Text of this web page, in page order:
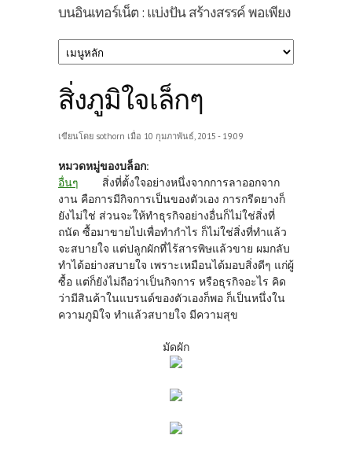
บนอินเทอร์เน็ต : แบ่งปัน สร้างสรรค์ พอเพียง
สิ่งภูมิใจเล็กๆ
เขียนโดย sothorn เมื่อ 10 กุมภาพันธ์, 2015 - 19:09
หมวดหมู่ของบล็อก:
อื่นๆ
สิ่งที่ตั้งใจอย่างหนึ่งจากการลาออกจาก
งาน คือการมีกิจการเป็นของตัวเอง การกรีดยางก็
ยังไม่ใช่ ส่วนจะให้ทำธุรกิจอย่างอื่นก็ไม่ใช่สิ่งที่
ถนัด ซื้อมาขายไปเพื่อทำกำไร ก็ไม่ใช่สิ่งที่ทำแล้ว
จะสบายใจ แต่ปลูกผักที่ไร้สารพิษแล้วขาย ผมกลับ
ทำได้อย่างสบายใจ เพราะเหมือนได้มอบสิ่งดีๆ แก่ผู้
ซื้อ แต่ก็ยังไม่ถือว่าเป็นกิจการ หรือธุรกิจอะไร คิด
ว่ามีสินค้าในแบรนด์ของตัวเองก็พอ ก็เป็นหนึ่งใน
ความภูมิใจ ทำแล้วสบายใจ มีความสุข
มัดผัก